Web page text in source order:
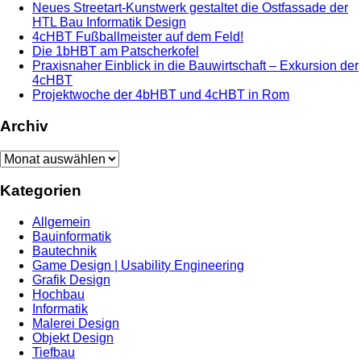
Neues Streetart-Kunstwerk gestaltet die Ostfassade der
HTL Bau Informatik Design
4cHBT Fußballmeister auf dem Feld!
Die 1bHBT am Patscherkofel
Praxisnaher Einblick in die Bauwirtschaft – Exkursion der
4cHBT
Projektwoche der 4bHBT und 4cHBT in Rom
Archiv
Archiv
Kategorien
Allgemein
Bauinformatik
Bautechnik
Game Design | Usability Engineering
Grafik Design
Hochbau
Informatik
Malerei Design
Objekt Design
Tiefbau